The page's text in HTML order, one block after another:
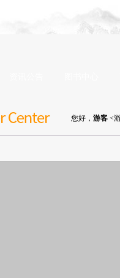
您好， 游客 <